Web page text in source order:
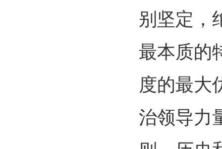
别坚定，
最本质的
度的最大
治领导力